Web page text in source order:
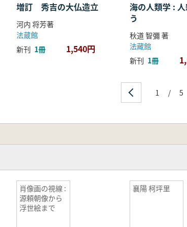
増訂 秀吉の大仏造立
河内 将芳著
法蔵館
新刊 1冊 1,540円
海の人類学 :
う
秋道 智彌 著
法藏館
新刊 1冊
1 / 5
肖像画の視線 :
源頼朝像から
浮世絵まで
襄陽 柯坪里